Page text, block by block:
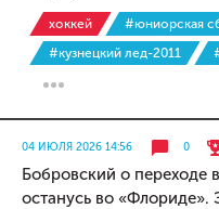
хоккей
#юниорская
#кузнецкий лед-2011
04 ИЮЛЯ 2026 14:56 0
Бобровский о переходе
останусь во «Флориде».